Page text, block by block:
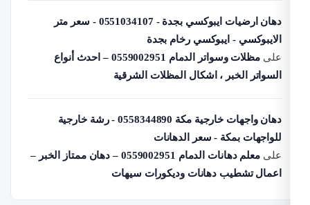
دهان ارضيات ايبوكسي بجدة - 0551034107 - سعر متر
- ايبوكسي رخام بجدة
مظلات وسواتر الدمام 0559002951 – احدث أنواع
الخبر ، اشكال المظلات الشرقية
دهان واجهات خارجية مكة 0558344890 - رشة خارجية
بمكة - سعر الدهانات
معلم دهانات الدمام 0559002951 – دهان ممتاز الخبر –
تشطيب دهانات وديكورات سيهات